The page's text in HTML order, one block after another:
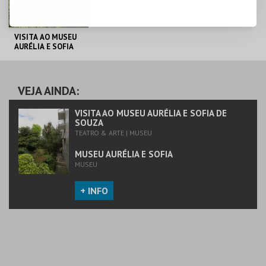
VISITA AO MUSEU
AURÉLIA E SOFIA
SOFIA
MAIS INFO
COMPRAR
VEJA AINDA:
VISITA AO MUSEU AURÉLIA E SOFIA DE
SOUZA
TEATRO & ARTE | MUSEU
MUSEU AURÉLIA E SOFIA
MUSEU
+ INFO